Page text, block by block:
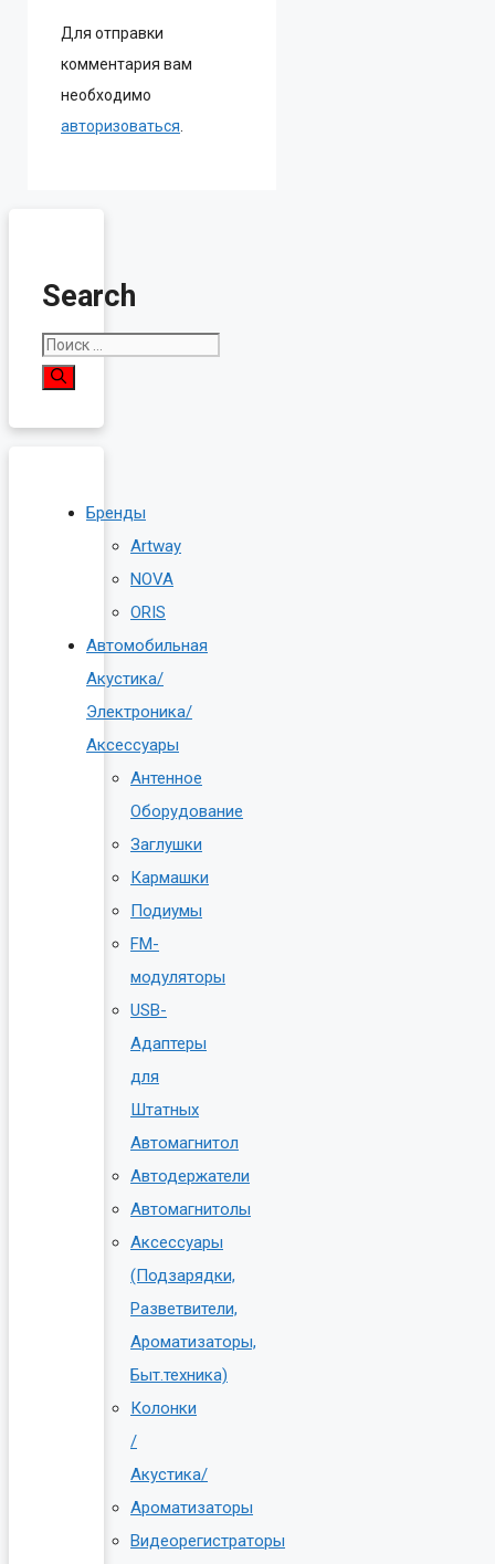
Для отправки
комментария вам
необходимо
авторизоваться
Search
Поиск:
Бренды
Artway
NOVA
ORIS
Автомобильная
Акустика/
Электроника/
Аксессуары
Антенное
Оборудование
Заглушки
Кармашки
Подиумы
FM-
модуляторы
USB-
Адаптеры
для
Штатных
Автомагнитол
Автодержатели
Автомагнитолы
Аксессуары
(Подзарядки,
Разветвители,
Ароматизаторы,
Быт.техника)
Колонки
/
Акустика/
Ароматизаторы
Видеорегистраторы